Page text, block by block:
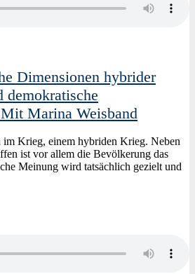
Dimensionen hybrider
demokratische
Marina Weisband
im Krieg, einem hybriden Krieg. Neben
ist vor allem die Bevölkerung das
Meinung wird tatsächlich gezielt und